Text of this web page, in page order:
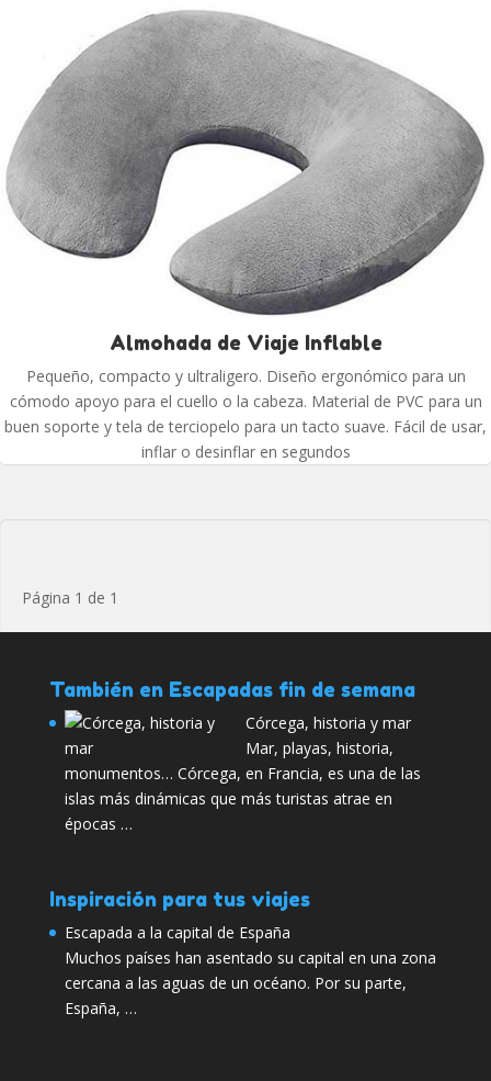
Almohada de Viaje Inflable
Pequeño, compacto y ultraligero. Diseño ergonómico para un
cómodo apoyo para el cuello o la cabeza. Material de PVC para un
buen soporte y tela de terciopelo para un tacto suave. Fácil de usar,
inflar o desinflar en segundos
Página 1 de 1
También en Escapadas fin de semana
Córcega, historia y mar
Mar, playas, historia,
monumentos… Córcega, en Francia, es una de las
islas más dinámicas que más turistas atrae en
épocas …
Inspiración para tus viajes
Escapada a la capital de España
Muchos países han asentado su capital en una zona
cercana a las aguas de un océano. Por su parte,
España, …